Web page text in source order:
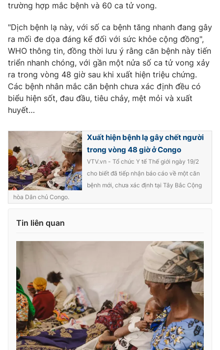
VTV Sức khoẻ Bất động sản
Thị trường 24h Tấm lòng Việt
VTV4 Vươn mình bằng AI
VTV9 VTV8
THỜI BÁO VTV
Theo dõi báo trên
Cơ quan báo chí:
Giấy phép hoạt động báo in và báo điện tử số 483/GP-BTTTT
cấp ngày 29/12/2023
Tổng Biên tập:Vũ Thanh Thủy
Phó Tổng Biên tập:Nguyễn Thị Mỹ Hạnh, Phạm Quốc Thắng,
Nguyễn Trọng Ninh
Tổng đài VTV:024.38 355 931 - 024.38 355 932
trường hợp mắc bệnh và 60 ca tử vong.
"Dịch bệnh lạ này, với số ca bệnh tăng nhanh đang gây
ra mối đe dọa đáng kể đối với sức khỏe cộng đồng",
WHO thông tin, đồng thời lưu ý rằng căn bệnh này tiến
triển nhanh chóng, với gần một nửa số ca tử vong xảy
ra trong vòng 48 giờ sau khi xuất hiện triệu chứng.
Các bệnh nhân mắc căn bệnh chưa xác định đều có
biểu hiện sốt, đau đầu, tiêu chảy, mệt mỏi và xuất
huyết…
Xuất hiện bệnh lạ gây chết người
trong vòng 48 giờ ở Congo
VTV.vn - Tổ chức Y tế Thế giới ngày 19/2
cho biết đã tiếp nhận báo cáo về một căn
bệnh mới, chưa xác định tại Tây Bắc Cộng
hòa Dân chủ Congo.
Tin liên quan